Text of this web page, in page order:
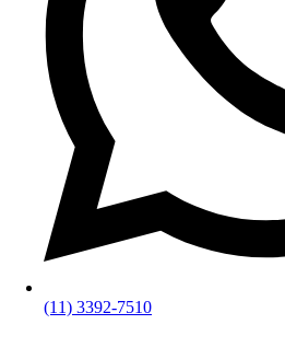
(11) 3392-7510